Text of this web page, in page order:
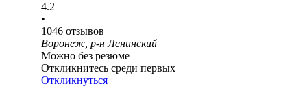
4.2
•
1046 отзывов
Воронеж, р-н Ленинский
Можно без резюме
Откликнитесь среди первых
Откликнуться